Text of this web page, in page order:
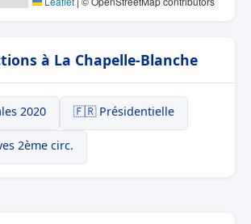
à La Chapelle-Blanche
2020 🇫🇷 Présidentielle
2ème circ.